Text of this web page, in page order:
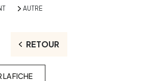
AUTRE
RETOUR
LA FICHE